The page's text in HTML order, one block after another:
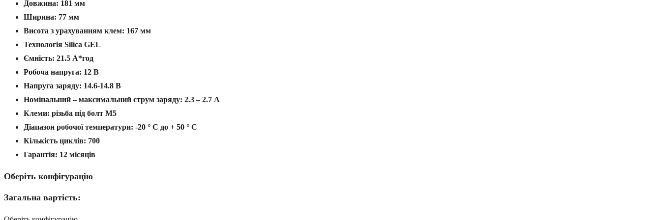
Довжина: 181 мм
Ширина: 77 мм
Висота з урахуванням клем: 167 мм
Технологія Silica GEL
Ємність: 21.5 А*год
Робоча напруга: 12 В
Напруга заряду: 14.6-14.8 В
Номінальний – максимальний струм заряду: 2.3 – 2.7 А
Клеми: різьба під болт M5
Діапазон робочої температури: -20 ° С до + 50 ° С
Кількість циклів: 700
Гарантія: 12 місяців
Оберіть конфігурацію
Загальна вартість: